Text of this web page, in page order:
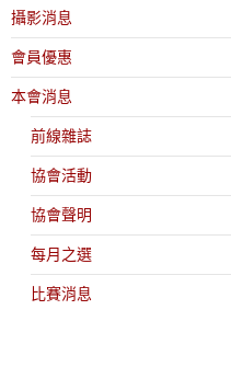
攝影消息
會員優惠
本會消息
前線雜誌
協會活動
協會聲明
每月之選
比賽消息